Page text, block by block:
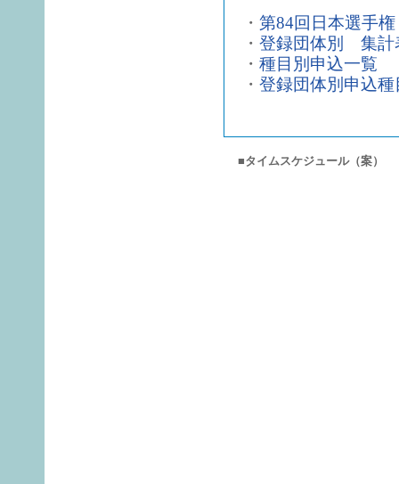
・ 第84回日本選手
・ 登録団体別 集計
・ 種目別申込一覧
・ 登録団体別申込
■タイムスケジュール（案）